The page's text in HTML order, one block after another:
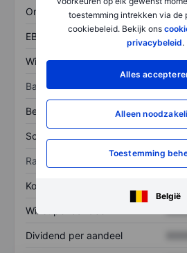
toestemming intrekken via de
cookiebeleid. Bekijk ons
privacybeleid.
Alles
Alleen
Toestemming
België
Omzet
EBITDA
Winst
Balans
Bezittingen
Schulden
Ratio's
Koers/omzetratio
Winst per aandeel
Dividend per aandeel